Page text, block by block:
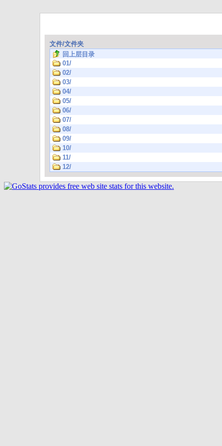
文件/文件夹
回上层目录
01/
02/
03/
04/
05/
06/
07/
08/
09/
10/
11/
12/